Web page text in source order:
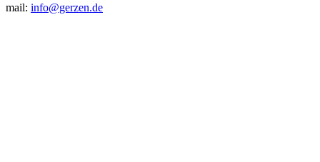
mail: info@gerzen.de